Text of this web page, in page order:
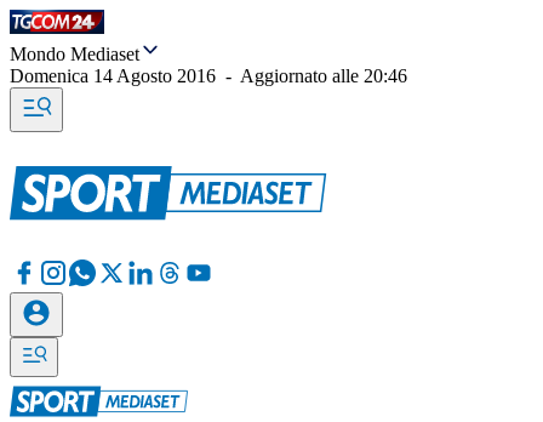
Mondo Mediaset
Domenica 14 Agosto 2016 - Aggiornato alle 20:46